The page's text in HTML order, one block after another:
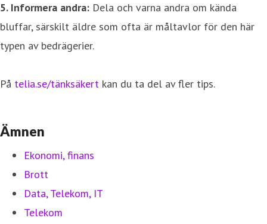
5. Informera andra: Dela och varna andra om kända
bluffar, särskilt äldre som ofta är måltavlor för den här
typen av bedrägerier.
På telia.se/tänksäkert kan du ta del av fler tips.
Ämnen
Ekonomi, finans
Brott
Data, Telekom, IT
Telekom